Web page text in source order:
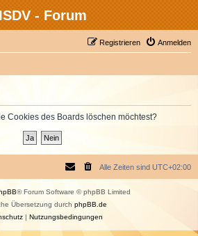
- Forum
Anmelden
Registrieren
Cookies des Boards löschen möchtest?
Alle Zeiten sind UTC+02:00
® Forum Software © phpBB Limited
Übersetzung durch phpBB.de
| Nutzungsbedingungen